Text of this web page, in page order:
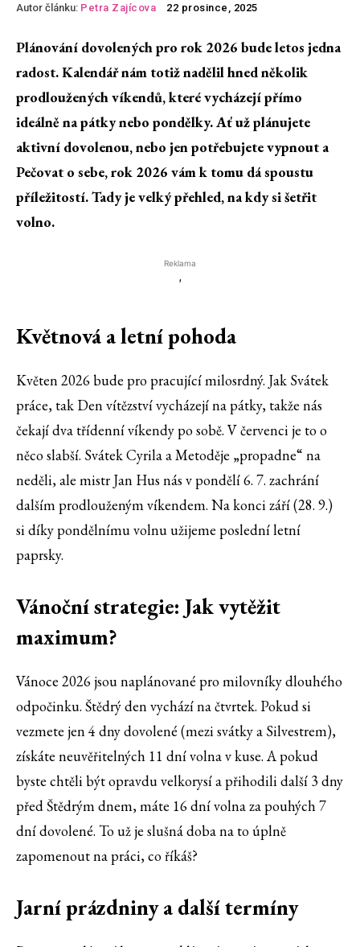
Autor článku: Petra Zajícova 22 prosince, 2025
Plánování dovolených pro rok 2026 bude letos jedna
radost. Kalendář nám totiž nadělil hned několik
prodloužených víkendů, které vycházejí přímo
ideálně na pátky nebo pondělky. Ať už plánujete
aktivní dovolenou, nebo jen potřebujete vypnout a
Pečovat o sebe, rok 2026 vám k tomu dá spoustu
příležitostí. Tady je velký přehled, na kdy si šetřit
volno.
Reklama
'
Květnová a letní pohoda
Květen 2026 bude pro pracující milosrdný. Jak Svátek
práce, tak Den vítězství vycházejí na pátky, takže nás
čekají dva třídenní víkendy po sobě. V červenci je to o
něco slabší. Svátek Cyrila a Metoděje „propadne“ na
neděli, ale mistr Jan Hus nás v pondělí 6. 7. zachrání
dalším prodlouženým víkendem. Na konci září (28. 9.)
si díky pondělnímu volnu užijeme poslední letní
paprsky.
Vánoční strategie: Jak vytěžit
maximum?
Vánoce 2026 jsou naplánované pro milovníky dlouhého
odpočinku. Štědrý den vychází na čtvrtek. Pokud si
vezmete jen 4 dny dovolené (mezi svátky a Silvestrem),
získáte neuvěřitelných 11 dní volna v kuse. A pokud
byste chtěli být opravdu velkorysí a přihodili další 3 dny
před Štědrým dnem, máte 16 dní volna za pouhých 7
dní dovolené. To už je slušná doba na to úplně
zapomenout na práci, co říkáš?
Jarní prázdniny a další termíny